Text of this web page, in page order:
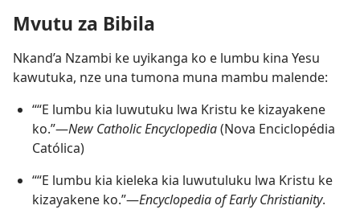
Mvutu za Bibila
Nkand’a Nzambi ke uyikanga ko e lumbu kina Yesu
kawutuka, nze una tumona muna mambu malende:
““E lumbu kia luwutuku lwa Kristu ke kizayakene
ko.”—New Catholic Encyclopedia(Nova Enciclopédia
Católica)
““E lumbu kia kieleka kia luwutuluku lwa Kristu ke
kizayakene ko.”—Encyclopedia of Early Christianity.